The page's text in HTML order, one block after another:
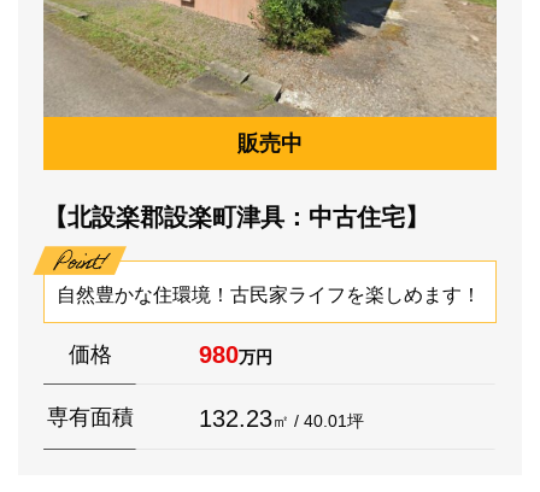
販売中
【北設楽郡設楽町津具：中古住宅】
自然豊かな住環境！古民家ライフを楽しめます！
価格 980万円
専有面積 132.23㎡ / 40.01坪